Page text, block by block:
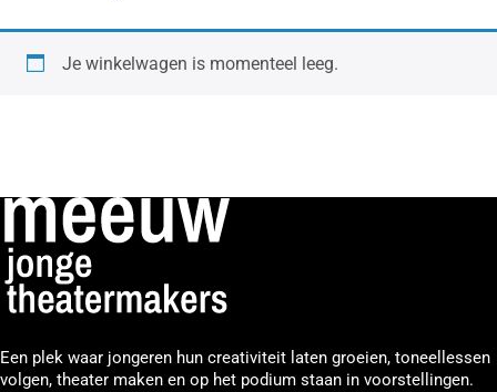
Je winkelwagen is momenteel leeg.
Een plek waar jongeren hun creativiteit laten groeien, toneellessen
volgen, theater maken en op het podium staan in voorstellingen.